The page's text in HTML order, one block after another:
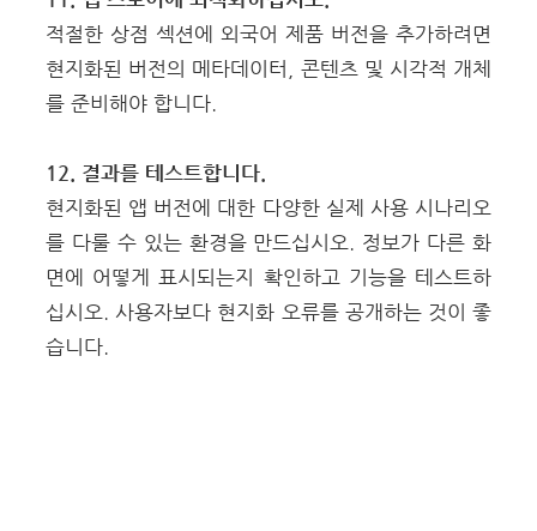
적절한 상점 섹션에 외국어 제품 버전을 추가하려면
현지화된 버전의 메타데이터, 콘텐츠 및 시각적 개체
를 준비해야 합니다.
12. 결과를 테스트합니다.
현지화된 앱 버전에 대한 다양한 실제 사용 시나리오
를 다룰 수 있는 환경을 만드십시오. 정보가 다른 화
면에 어떻게 표시되는지 확인하고 기능을 테스트하
십시오. 사용자보다 현지화 오류를 공개하는 것이 좋
습니다.